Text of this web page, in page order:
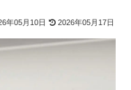
年05月10日 2026年05月17日